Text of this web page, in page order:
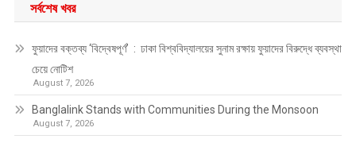
সর্বশেষ খবর
ফুয়াদের বক্তব্য ‘বিদ্বেষপূর্ণ’ : ঢাকা বিশ্ববিদ্যালয়ের সুনাম রক্ষায় ফুয়াদের বিরুদ্ধে ব্যবস্থা
চেয়ে নোটিশ
August 7, 2026
Banglalink Stands with Communities During the Monsoon
August 7, 2026